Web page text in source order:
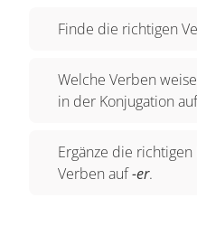
Finde die richtigen
Welche Verben
in der Konjugation
Ergänze die
Verben auf-er.